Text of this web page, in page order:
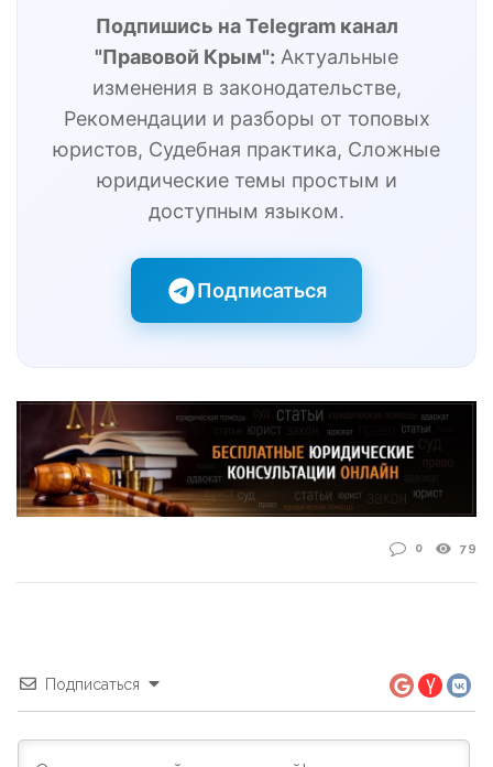
Подпишись на Telegram канал
"Правовой Крым": Актуальные
изменения в законодательстве,
Рекомендации и разборы от топовых
юристов, Судебная практика, Сложные
юридические темы простым и
доступным языком.
Подписаться
0 79
Подписаться